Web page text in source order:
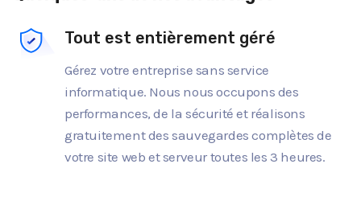
Tout est entièrement géré
Gérez votre entreprise sans service
informatique. Nous nous occupons des
performances, de la sécurité et réalisons
gratuitement des sauvegardes complètes de
votre site web et serveur toutes les 3 heures.